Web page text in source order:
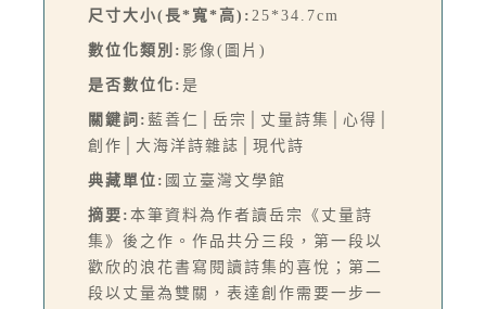
尺寸大小(長*寬*高): 25*34.7cm
數位化類別: 影像(圖片)
是否數位化: 是
關鍵詞: 藍善仁│岳宗│丈量詩集│心得│
創作│大海洋詩雜誌│現代詩
典藏單位: 國立臺灣文學館
摘要: 本筆資料為作者讀岳宗《丈量詩
集》後之作。作品共分三段，第一段以
歡欣的浪花書寫閱讀詩集的喜悅；第二
段以丈量為雙關，表達創作需要一步一